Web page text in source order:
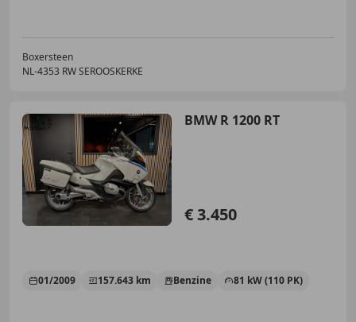
Boxersteen
NL-4353 RW SEROOSKERKE
BMW R 1200 RT
€ 3.450
01/2009 157.643 km Benzine 81 kW (110 PK)